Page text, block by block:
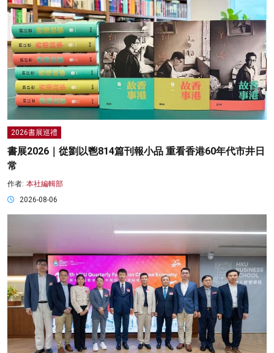
2026書展巡禮
書展2026｜從劉以鬯814篇刊報小品 重看香港60年代市井日
常
作者: 本社編輯部
2026-08-06